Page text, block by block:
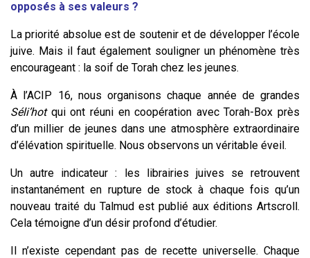
opposés à ses valeurs ?
La priorité absolue est de soutenir et de développer l’école
juive. Mais il faut également souligner un phénomène très
encourageant : la soif de Torah chez les jeunes.
À l’ACIP 16, nous organisons chaque année de grandes
Séli’hotqui ont réuni en coopération avec Torah-Box près
d’un millier de jeunes dans une atmosphère extraordinaire
d’élévation spirituelle. Nous observons un véritable éveil.
Un autre indicateur : les librairies juives se retrouvent
instantanément en rupture de stock à chaque fois qu’un
nouveau traité du Talmud est publié aux éditions Artscroll.
Cela témoigne d’un désir profond d’étudier.
Il n’existe cependant pas de recette universelle. Chaque